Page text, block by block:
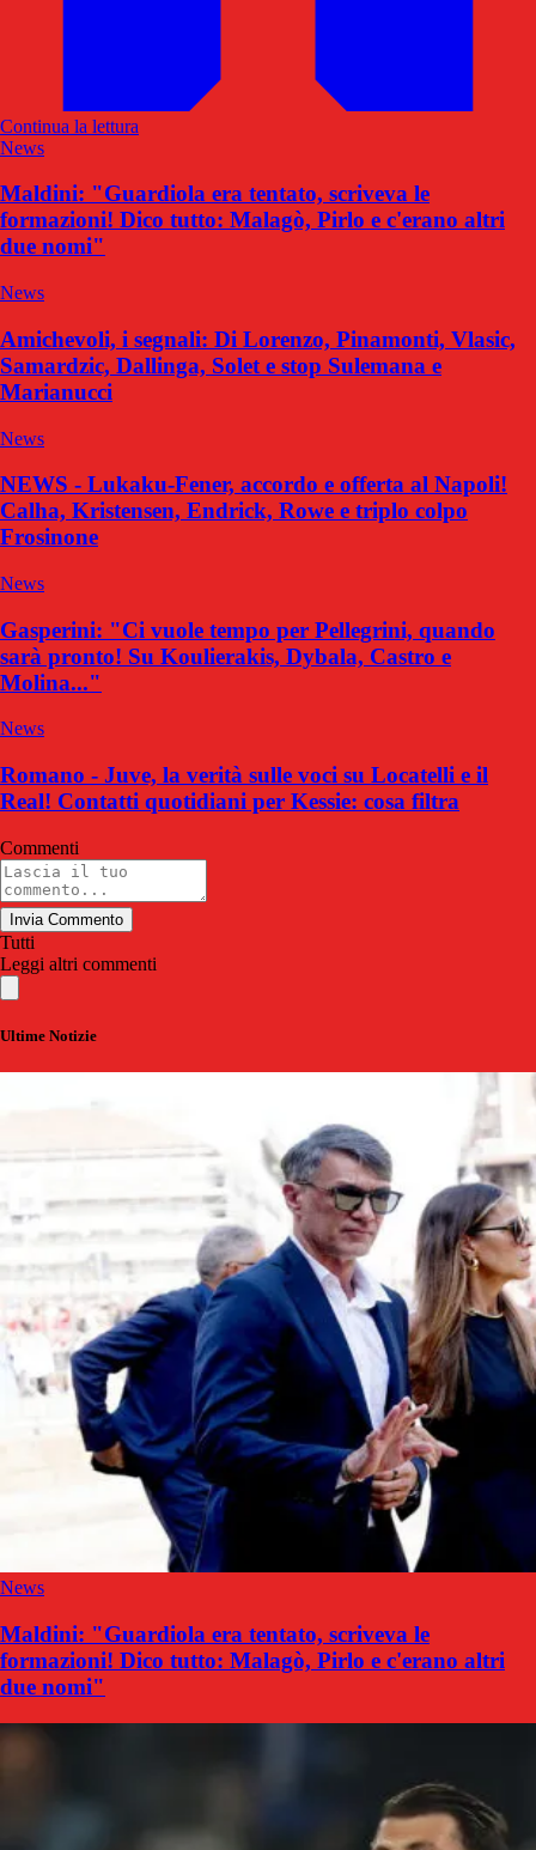
Continua la lettura
News
Maldini: "Guardiola era tentato, scriveva le
formazioni! Dico tutto: Malagò, Pirlo e c'erano altri
due nomi"
News
Amichevoli, i segnali: Di Lorenzo, Pinamonti, Vlasic,
Samardzic, Dallinga, Solet e stop Sulemana e
Marianucci
News
NEWS - Lukaku-Fener, accordo e offerta al Napoli!
Calha, Kristensen, Endrick, Rowe e triplo colpo
Frosinone
News
Gasperini: "Ci vuole tempo per Pellegrini, quando
sarà pronto! Su Koulierakis, Dybala, Castro e
Molina..."
News
Romano - Juve, la verità sulle voci su Locatelli e il
Real! Contatti quotidiani per Kessie: cosa filtra
Commenti
Invia Commento
Tutti
Leggi altri commenti
Ultime Notizie
News
Maldini: "Guardiola era tentato, scriveva le
formazioni! Dico tutto: Malagò, Pirlo e c'erano altri
due nomi"